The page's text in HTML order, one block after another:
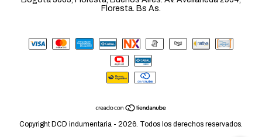
Floresta. Bs As.
Copyright DCD indumentaria - 2026. Todos los derechos reservados.